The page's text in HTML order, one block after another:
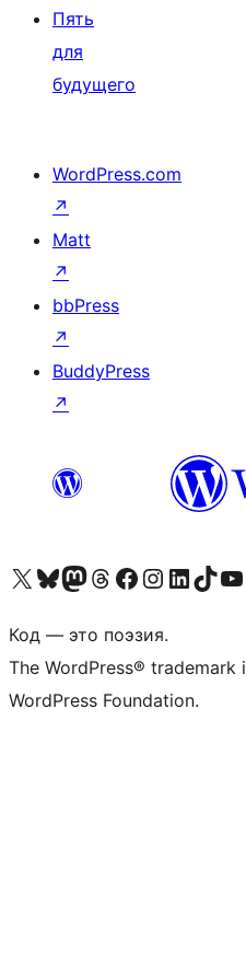
Пять
для
будущего
WordPress.com
↗
Matt
↗
bbPress
↗
BuddyPress
↗
Посетите нас в X (ранее Twitter)
Посетите нашу учётную запись в Bluesky
Посетите нашу ленту в Mastodon
Посетите нашу учётную запись в Threads
Посетите нашу страницу на Facebook
Посетите наш
Посетите нашу страницу
Посетите нашу учётную
Код — это поэзия.
The WordPress®
WordPress Foundation.